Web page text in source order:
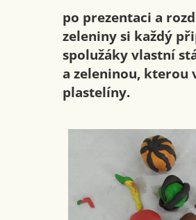
po prezentaci a
zeleniny si každý
spolužáky vlastní
a zeleninou, kterou
plastelíny.